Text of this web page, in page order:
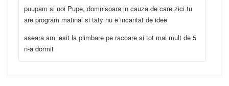
puupam si noi Pupe, domnisoara in cauza de care zici tu
are program matinal si taty nu e incantat de idee
aseara am iesit la plimbare pe racoare si tot mai mult de 5
n-a dormit